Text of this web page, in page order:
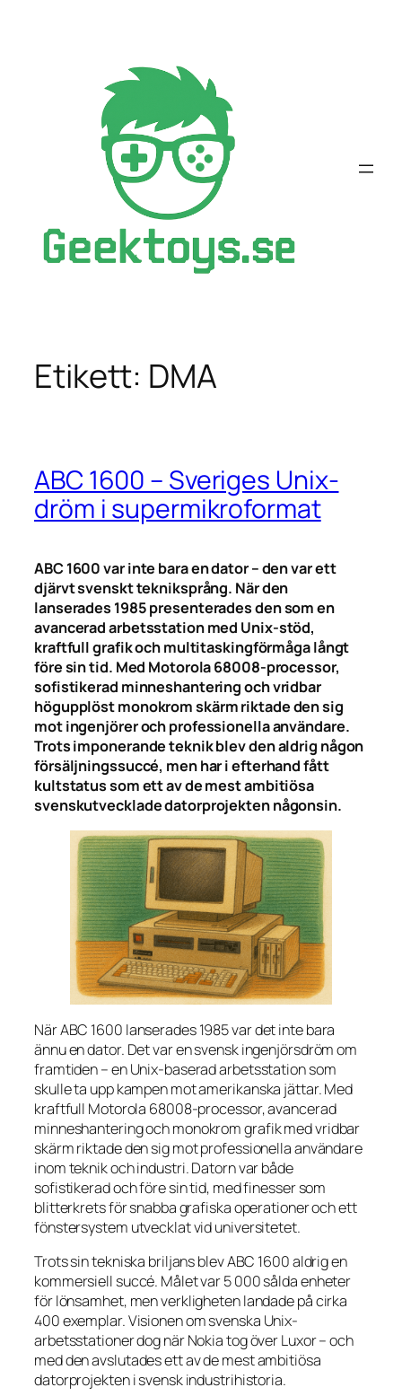
Etikett: DMA
ABC 1600 – Sveriges Unix-
dröm i supermikroformat
ABC 1600 var inte bara en dator – den var ett
djärvt svenskt tekniksprång. När den
lanserades 1985 presenterades den som en
avancerad arbetsstation med Unix-stöd,
kraftfull grafik och multitaskingförmåga långt
före sin tid. Med Motorola 68008-processor,
sofistikerad minneshantering och vridbar
högupplöst monokrom skärm riktade den sig
mot ingenjörer och professionella användare.
Trots imponerande teknik blev den aldrig någon
försäljningssuccé, men har i efterhand fått
kultstatus som ett av de mest ambitiösa
svenskutvecklade datorprojekten någonsin.
När ABC 1600 lanserades 1985 var det inte bara
ännu en dator. Det var en svensk ingenjörsdröm om
framtiden – en Unix-baserad arbetsstation som
skulle ta upp kampen mot amerikanska jättar. Med
kraftfull Motorola 68008-processor, avancerad
minneshantering och monokrom grafik med vridbar
skärm riktade den sig mot professionella användare
inom teknik och industri. Datorn var både
sofistikerad och före sin tid, med finesser som
blitterkrets för snabba grafiska operationer och ett
fönstersystem utvecklat vid universitetet.
Trots sin tekniska briljans blev ABC 1600 aldrig en
kommersiell succé. Målet var 5 000 sålda enheter
för lönsamhet, men verkligheten landade på cirka
400 exemplar. Visionen om svenska Unix-
arbetsstationer dog när Nokia tog över Luxor – och
med den avslutades ett av de mest ambitiösa
datorprojekten i svensk industrihistoria.